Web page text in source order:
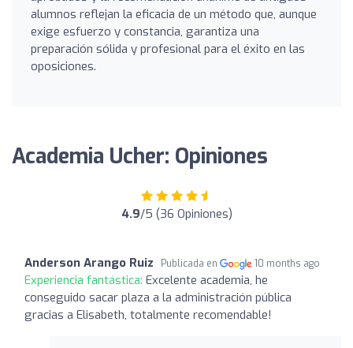
alumnos reflejan la eficacia de un método que, aunque
exige esfuerzo y constancia, garantiza una
preparación sólida y profesional para el éxito en las
oposiciones.
Academia Ucher: Opiniones
4.9/5 (36 Opiniones)
Anderson Arango Ruiz Publicada en 10 months ago
Experiencia fantástica: Excelente academia, he
conseguido sacar plaza a la administración pública
gracias a Elisabeth, totalmente recomendable!